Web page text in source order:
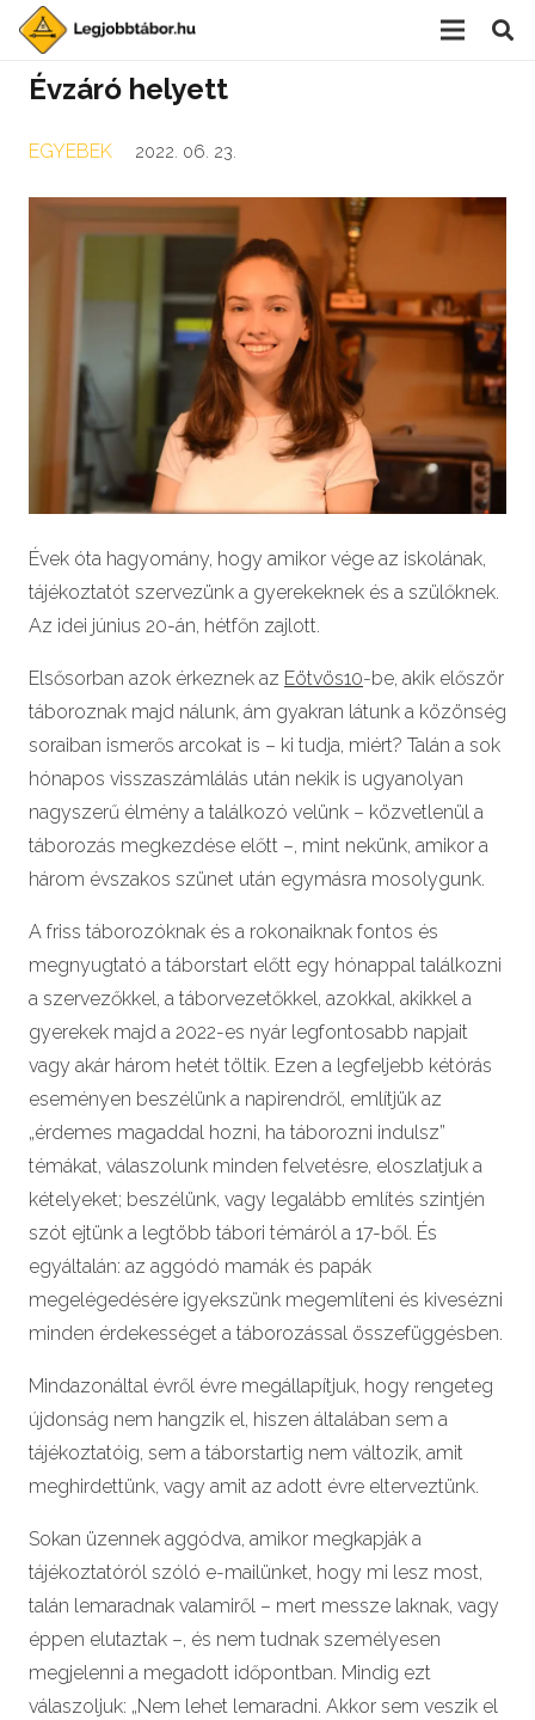
Évzáró helyett
EGYEBEK 2022. 06. 23.
Évek óta hagyomány, hogy amikor vége az iskolának,
tájékoztatót szervezünk a gyerekeknek és a szülőknek.
Az idei június 20-án, hétfőn zajlott.
Elsősorban azok érkeznek az Eötvös10-be, akik először
táboroznak majd nálunk, ám gyakran látunk a közönség
soraiban ismerős arcokat is – ki tudja, miért? Talán a sok
hónapos visszaszámlálás után nekik is ugyanolyan
nagyszerű élmény a találkozó velünk – közvetlenül a
táborozás megkezdése előtt –, mint nekünk, amikor a
három évszakos szünet után egymásra mosolygunk.
A friss táborozóknak és a rokonaiknak fontos és
megnyugtató a táborstart előtt egy hónappal találkozni
a szervezőkkel, a táborvezetőkkel, azokkal, akikkel a
gyerekek majd a 2022-es nyár legfontosabb napjait
vagy akár három hetét töltik. Ezen a legfeljebb kétórás
eseményen beszélünk a napirendről, említjük az
„érdemes magaddal hozni, ha táborozni indulsz”
témákat, válaszolunk minden felvetésre, eloszlatjuk a
kételyeket; beszélünk, vagy legalább említés szintjén
szót ejtünk a legtöbb tábori témáról a 17-ből. És
egyáltalán: az aggódó mamák és papák
megelégedésére igyekszünk megemlíteni és kivesézni
minden érdekességet a táborozással összefüggésben.
Mindazonáltal évről évre megállapítjuk, hogy rengeteg
újdonság nem hangzik el, hiszen általában sem a
tájékoztatóig, sem a táborstartig nem változik, amit
meghirdettünk, vagy amit az adott évre elterveztünk.
Sokan üzennek aggódva, amikor megkapják a
tájékoztatóról szóló e-mailünket, hogy mi lesz most,
talán lemaradnak valamiről – mert messze laknak, vagy
éppen elutaztak –, és nem tudnak személyesen
megjelenni a megadott időpontban. Mindig ezt
válaszoljuk: „Nem lehet lemaradni. Akkor sem veszik el